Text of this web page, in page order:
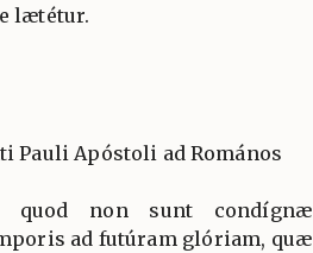
lætétur.
Pauli Apóstoli ad Romános
quod non sunt condígnæ
ad futúram glóriam, quæ